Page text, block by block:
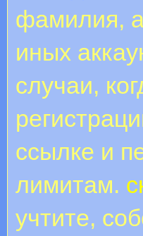
фамилия,
иных
случаи,
ссылке и
лимитам.
учтите,